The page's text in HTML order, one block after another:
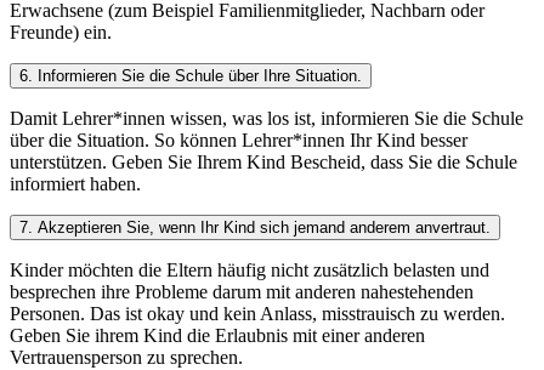
Erwachsene (zum Beispiel Familienmitglieder, Nachbarn oder
Freunde) ein.
6. Informieren Sie die Schule über Ihre Situation.
Damit Lehrer*innen wissen, was los ist, informieren Sie die Schule
über die Situation. So können Lehrer*innen Ihr Kind besser
unterstützen. Geben Sie Ihrem Kind Bescheid, dass Sie die Schule
informiert haben.
7. Akzeptieren Sie, wenn Ihr Kind sich jemand anderem anvertraut.
Kinder möchten die Eltern häufig nicht zusätzlich belasten und
besprechen ihre Probleme darum mit anderen nahestehenden
Personen. Das ist okay und kein Anlass, misstrauisch zu werden.
Geben Sie ihrem Kind die Erlaubnis mit einer anderen
Vertrauensperson zu sprechen.